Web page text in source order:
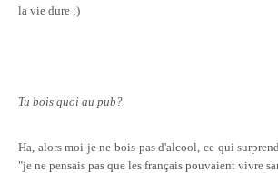
la vie dure ;)
Tu bois quoi au pub?
Ha, alors moi je ne bois pas d'alcool, ce qui
"je ne pensais pas que les français pouvaient vivre